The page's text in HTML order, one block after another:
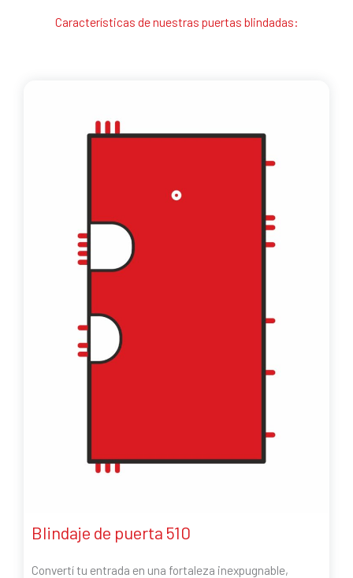
Características de nuestras puertas blindadas:
Blindaje de puerta 510
Convertí tu entrada en una fortaleza inexpugnable,